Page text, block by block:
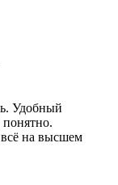
Удобный
понятно.
на высшем